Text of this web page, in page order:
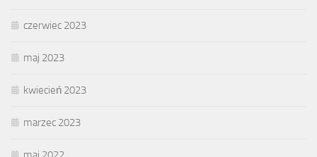
czerwiec 2023
maj 2023
kwiecień 2023
marzec 2023